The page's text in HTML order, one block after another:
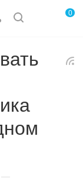
0
—